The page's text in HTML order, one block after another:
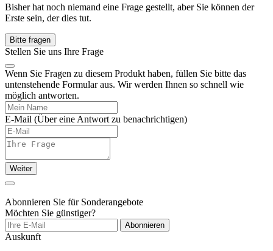
Bisher hat noch niemand eine Frage gestellt, aber Sie können der
Erste sein, der dies tut.
Bitte fragen
Stellen Sie uns Ihre Frage
Wenn Sie Fragen zu diesem Produkt haben, füllen Sie bitte das
untenstehende Formular aus. Wir werden Ihnen so schnell wie
möglich antworten.
E-Mail (Über eine Antwort zu benachrichtigen)
Weiter
Abonnieren Sie für Sonderangebote
Möchten Sie günstiger?
Abonnieren
Auskunft